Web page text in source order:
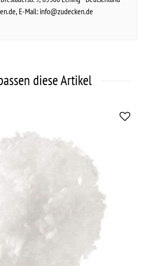
E-Mail: info@zudecken.de
diese Artikel